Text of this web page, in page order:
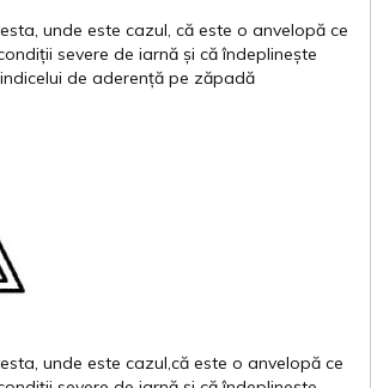
, unde este cazul, că este o anvelopă ce
severe de iarnă și că îndeplinește
indicelui de aderență pe zăpadă
, unde este cazul,că este o anvelopă ce